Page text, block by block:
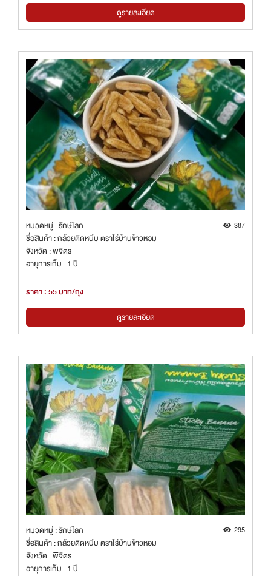
ดูรายละเอียด
หมวดหมู่ : รักษ์โลก 387
ชื่อสินค้า : กล้วยติดหนึบ ตราไร่บ้านข้าวหอม
จังหวัด : พิจิตร
อายุการเก็บ : 1 ปี
ราคา : 55 บาท/ถุง
ดูรายละเอียด
หมวดหมู่ : รักษ์โลก 295
ชื่อสินค้า : กล้วยติดหนึบ ตราไร่บ้านข้าวหอม
จังหวัด : พิจิตร
อายุการเก็บ : 1 ปี